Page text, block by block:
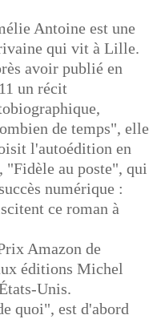
Antoine est une
qui vit à Lille.
avoir publié en
un récit
de temps", elle
l'autoédition en
"Fidèle au poste", qui
numérique :
ce roman à
Amazon de
éditions Michel
Unis.
quoi", est d'abord